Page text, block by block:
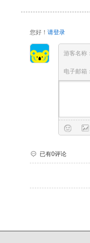
您好！请登录
游客名称
电子邮箱
已有0评论